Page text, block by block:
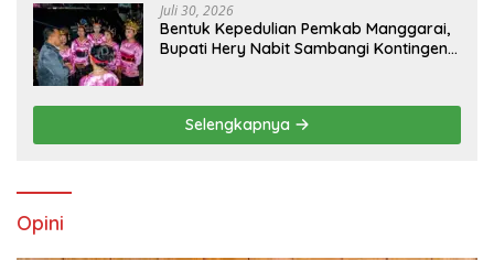
Juli 30, 2026
Bentuk Kepedulian Pemkab Manggarai,
Bupati Hery Nabit Sambangi Kontingen
Selengkapnya
Opini